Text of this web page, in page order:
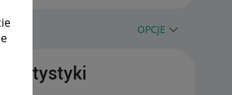
OPCJE
statystyki